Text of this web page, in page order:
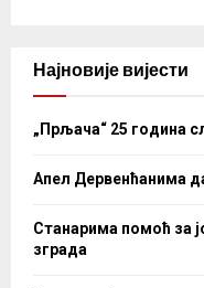
Најновије вијести
„Прљача“ 25 година
Апел Дервенћанима
Станарима помоћ за
зграда